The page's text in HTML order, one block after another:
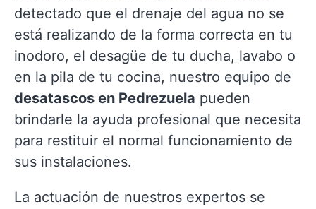
detectado que el drenaje del agua no se
está realizando de la forma correcta en tu
inodoro, el desagüe de tu ducha, lavabo o
en la pila de tu cocina, nuestro equipo de
desatascos en Pedrezuela pueden
brindarle la ayuda profesional que necesita
para restituir el normal funcionamiento de
sus instalaciones.
La actuación de nuestros expertos se